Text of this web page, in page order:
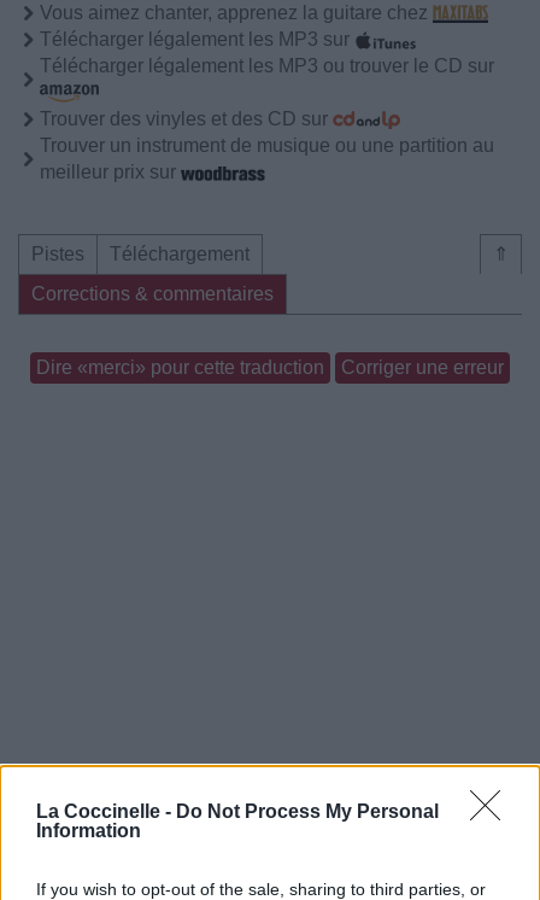
La Coccinelle - Do Not Process My Personal
Information
If you wish to opt-out of the sale, sharing to third parties, or
Vous aimez chanter, apprenez la guitare chez
Télécharger légalement les MP3 sur
Télécharger légalement les MP3 ou trouver le CD sur
Trouver des vinyles et des CD sur
Trouver un instrument de musique ou une partition au
meilleur prix sur
⇑
Pistes
Téléchargement
Corrections & commentaires
Dire «merci» pour cette traduction Corriger une erreur